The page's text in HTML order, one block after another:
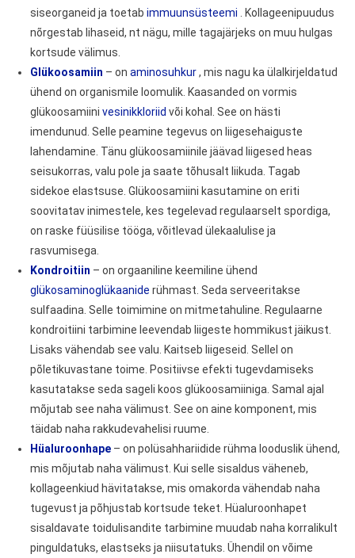
siseorganeid ja toetab immuunsüsteemi . Kollageenipuudus
nõrgestab lihaseid, nt nägu, mille tagajärjeks on muu hulgas
kortsude välimus.
Glükoosamiin – on aminosuhkur, mis nagu ka ülalkirjeldatud
ühend on organismile loomulik. Kaasanded on vormis
glükoosamiini vesinikkloriid või kohal. See on hästi
imendunud. Selle peamine tegevus on liigesehaiguste
lahendamine. Tänu glükoosamiinile jäävad liigesed heas
seisukorras, valu pole ja saate tõhusalt liikuda. Tagab
sidekoe elastsuse. Glükoosamiini kasutamine on eriti
soovitatav inimestele, kes tegelevad regulaarselt spordiga,
on raske füüsilise tööga, võitlevad ülekaalulise ja
rasvumisega.
Kondroitiin – on orgaaniline keemiline ühend
glükosaminoglükaanide rühmast. Seda serveeritakse
sulfaadina. Selle toimimine on mitmetahuline. Regulaarne
kondroitiini tarbimine leevendab liigeste hommikust jäikust.
Lisaks vähendab see valu. Kaitseb liigeseid. Sellel on
põletikuvastane toime. Positiivse efekti tugevdamiseks
kasutatakse seda sageli koos glükoosamiiniga. Samal ajal
mõjutab see naha välimust. See on aine komponent, mis
täidab naha rakkudevahelisi ruume.
Hüaluroonhape– on polüsahhariidide rühma looduslik ühend,
mis mõjutab naha välimust. Kui selle sisaldus väheneb,
kollageenkiud hävitatakse, mis omakorda vähendab naha
tugevust ja põhjustab kortsude teket. Hüaluroonhapet
sisaldavate toidulisandite tarbimine muudab naha korralikult
pinguldatuks, elastseks ja niisutatuks. Ühendil on võime